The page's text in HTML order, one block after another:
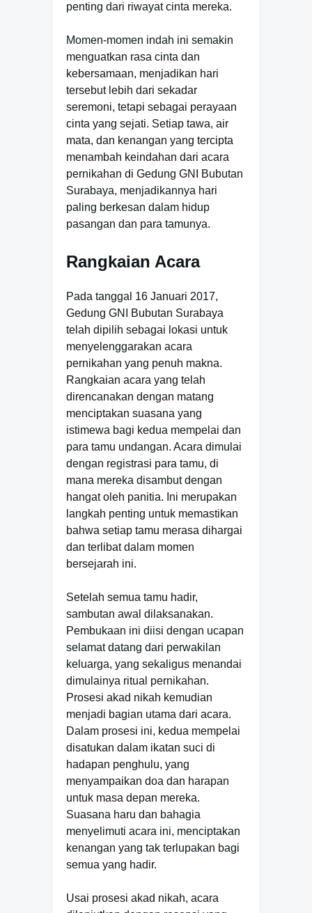
penting dari riwayat cinta mereka.
Momen-momen indah ini semakin
menguatkan rasa cinta dan
kebersamaan, menjadikan hari
tersebut lebih dari sekadar
seremoni, tetapi sebagai perayaan
cinta yang sejati. Setiap tawa, air
mata, dan kenangan yang tercipta
menambah keindahan dari acara
pernikahan di Gedung GNI Bubutan
Surabaya, menjadikannya hari
paling berkesan dalam hidup
pasangan dan para tamunya.
Rangkaian Acara
Pada tanggal 16 Januari 2017,
Gedung GNI Bubutan Surabaya
telah dipilih sebagai lokasi untuk
menyelenggarakan acara
pernikahan yang penuh makna.
Rangkaian acara yang telah
direncanakan dengan matang
menciptakan suasana yang
istimewa bagi kedua mempelai dan
para tamu undangan. Acara dimulai
dengan registrasi para tamu, di
mana mereka disambut dengan
hangat oleh panitia. Ini merupakan
langkah penting untuk memastikan
bahwa setiap tamu merasa dihargai
dan terlibat dalam momen
bersejarah ini.
Setelah semua tamu hadir,
sambutan awal dilaksanakan.
Pembukaan ini diisi dengan ucapan
selamat datang dari perwakilan
keluarga, yang sekaligus menandai
dimulainya ritual pernikahan.
Prosesi akad nikah kemudian
menjadi bagian utama dari acara.
Dalam prosesi ini, kedua mempelai
disatukan dalam ikatan suci di
hadapan penghulu, yang
menyampaikan doa dan harapan
untuk masa depan mereka.
Suasana haru dan bahagia
menyelimuti acara ini, menciptakan
kenangan yang tak terlupakan bagi
semua yang hadir.
Usai prosesi akad nikah, acara